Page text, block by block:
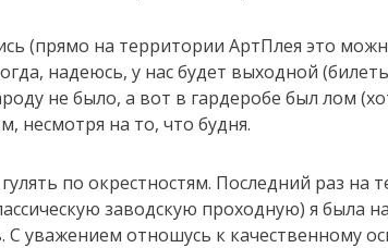
(прямо на территории АртПлея это
надеюсь, у нас будет выходной
не было, а вот в гардеробе был лом
несмотря на то, что будня.
по окрестностям. Последний раз на
заводскую проходную) я была
С уважением отношусь к качественному